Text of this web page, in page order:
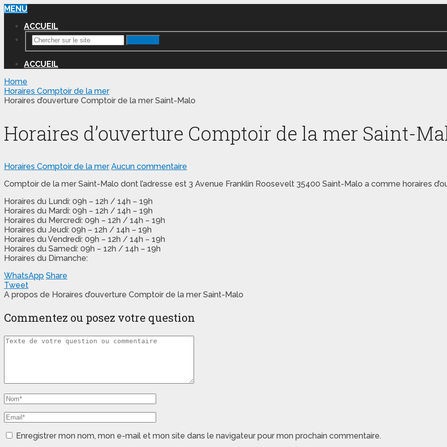
MENU
ACCUEIL
ACCUEIL
Home
Horaires Comptoir de la mer
Horaires d’ouverture Comptoir de la mer Saint-Malo
Horaires d’ouverture Comptoir de la mer Saint-
Horaires Comptoir de la mer Aucun commentaire
Comptoir de la mer Saint-Malo dont l’adresse est 3 Avenue Franklin Roosevelt 35400 Saint-Malo a comme horaires
Horaires du Lundi: 09h – 12h / 14h – 19h
Horaires du Mardi: 09h – 12h / 14h – 19h
Horaires du Mercredi: 09h – 12h / 14h – 19h
Horaires du Jeudi: 09h – 12h / 14h – 19h
Horaires du Vendredi: 09h – 12h / 14h – 19h
Horaires du Samedi: 09h – 12h / 14h – 19h
Horaires du Dimanche:
WhatsApp Share
Tweet
A propos de Horaires d’ouverture Comptoir de la mer Saint-Malo
Commentez ou posez votre question
Enregistrer mon nom, mon e-mail et mon site dans le navigateur pour mon prochain commentaire.